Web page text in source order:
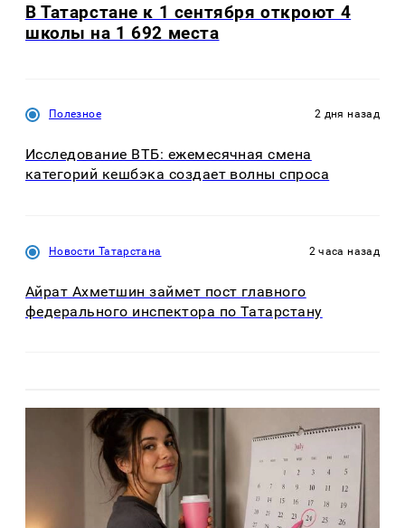
В Татарстане к 1 сентября откроют 4
школы на 1 692 места
Полезное 2 дня назад
Исследование ВТБ: ежемесячная смена
категорий кешбэка создает волны спроса
Новости Татарстана 2 часа назад
Айрат Ахметшин займет пост главного
федерального инспектора по Татарстану